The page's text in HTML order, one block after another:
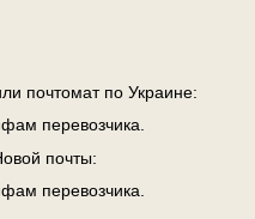
почтомат по Украине:
перевозчика.
почты:
перевозчика.